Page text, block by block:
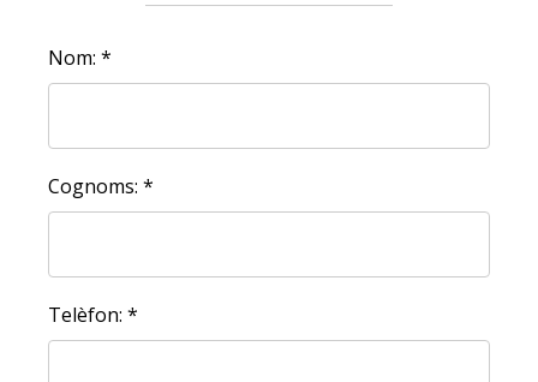
Nom: *
Cognoms: *
Telèfon: *